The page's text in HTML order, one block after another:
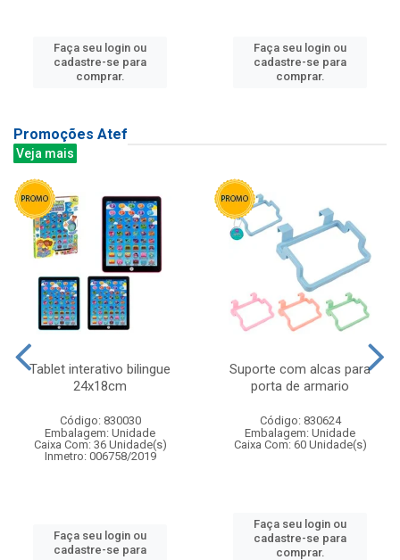
Faça seu login ou
cadastre-se para
comprar.
Faça seu login ou
cadastre-se para
comprar.
Promoções Atef
Veja mais
Tablet interativo bilingue
24x18cm
Código: 830030
Embalagem: Unidade
Caixa Com: 36 Unidade(s)
Inmetro: 006758/2019
Faça seu login ou
cadastre-se para
Suporte com alcas para
porta de armario
Código: 830624
Embalagem: Unidade
Caixa Com: 60 Unidade(s)
Faça seu login ou
cadastre-se para
comprar.